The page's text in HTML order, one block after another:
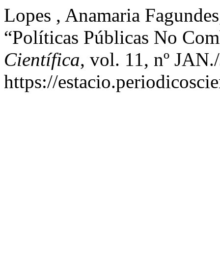
Lopes , Anamaria
“Políticas Públicas No
Científica, vol. 11, nº
https://